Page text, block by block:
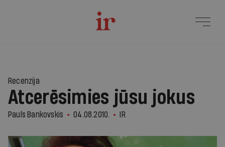
Recenzija
Atcerēsimies jūsu jokus
Pauls Bankovskis 04.08.2010. IR